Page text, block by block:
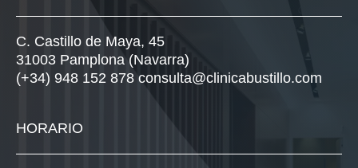
C. Castillo de Maya, 45
31003 Pamplona (Navarra)
(+34) 948 152 878 consulta@clinicabustillo.com
HORARIO